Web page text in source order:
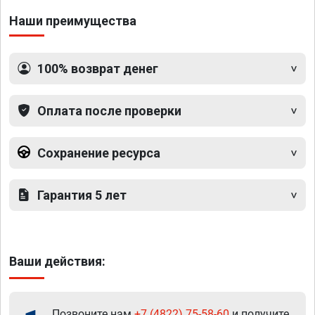
Наши преимущества
100% возврат денег
Оплата после проверки
Сохранение ресурса
Гарантия 5 лет
Ваши действия: